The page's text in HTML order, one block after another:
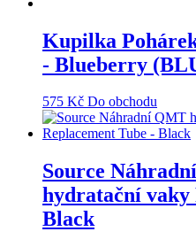
Kupilka
- Blueberry
575 Kč Do obchodu
Source
hydratační vaky
Black